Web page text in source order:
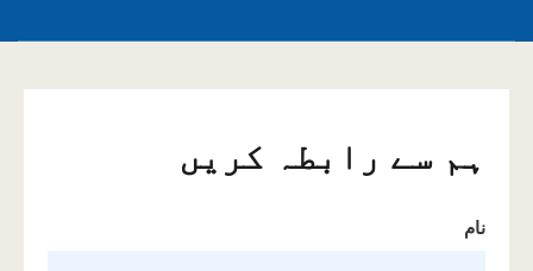
ہم سے رابطہ کریں
نام